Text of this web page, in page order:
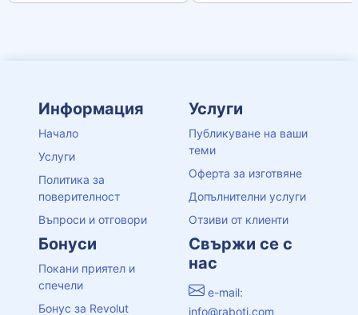
Информация
Начало
Услуги
Политика за
поверителност
Въпроси и отговори
Услуги
Публикуване на ваши
теми
Оферта за изготвяне
Допълнителни услуги
Отзиви от клиенти
Бонуси
Покани приятел и
спечели
Бонус за Revolut
Свържи се с
нас
e-mail:
info@raboti.com